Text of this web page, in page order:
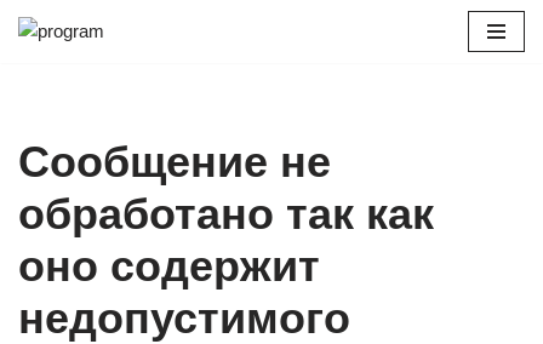
Сообщение не
обработано так как
оно содержит
недопустимого